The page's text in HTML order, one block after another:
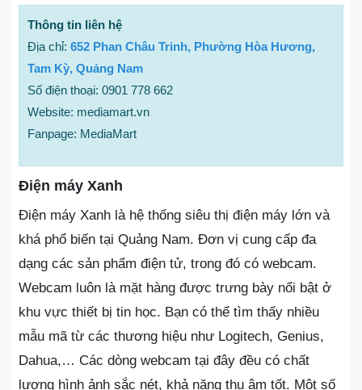
Thông tin liên hệ
Địa chỉ: 652 Phan Châu Trinh, Phường Hòa Hương,
Tam Kỳ, Quảng Nam
Số điện thoại: 0901 778 662
Website: mediamart.vn
Fanpage: MediaMart
Điện máy Xanh
Điện máy Xanh là hệ thống siêu thị điện máy lớn và
khá phổ biến tại Quảng Nam. Đơn vị cung cấp đa
dạng các sản phẩm điện tử, trong đó có webcam.
Webcam luôn là mặt hàng được trưng bày nổi bật ở
khu vực thiết bị tin học. Bạn có thể tìm thấy nhiều
mẫu mã từ các thương hiệu như Logitech, Genius,
Dahua,… Các dòng webcam tại đây đều có chất
lượng hình ảnh sắc nét, khả năng thu âm tốt. Một số